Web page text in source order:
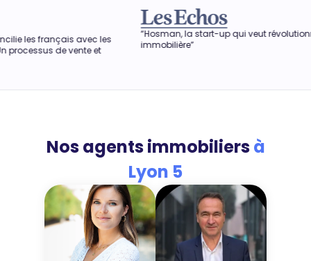
“Hosman, la start-up qui veut révolutionner l'agence
immobilière”
“Dans
Nos agents immobiliersà
Lyon 5